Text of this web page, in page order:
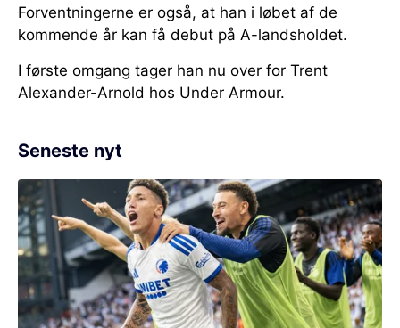
Forventningerne er også, at han i løbet af de
kommende år kan få debut på A-landsholdet.
I første omgang tager han nu over for Trent
Alexander-Arnold hos Under Armour.
Seneste nyt